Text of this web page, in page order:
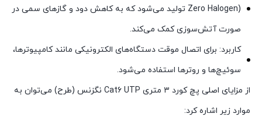
Zero Halogen) تولید می‌شود که به کاهش دود و گازهای سمی در
صورت آتش‌سوزی کمک می‌کند.
کاربرد: برای اتصال موقت دستگاه‌های الکترونیکی مانند کامپیوترها،
سوئیچ‌ها و روترها استفاده می‌شود.
از مزایای اصلی پچ کورد ۳ متری Cat6 UTP نگزنس (طرح) می‌توان به
موارد زیر اشاره کرد: